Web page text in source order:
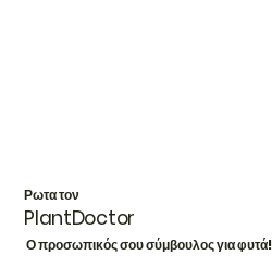
PlantDoctor
Ρωτα τον​
Ο προσωπικός σου σύμβουλος για φυτά!